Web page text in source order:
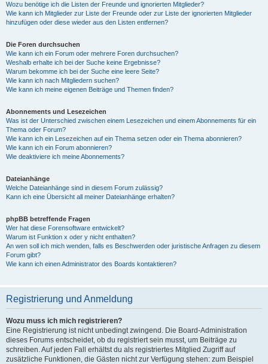
Wozu benötige ich die Listen der Freunde und ignorierten Mitglieder?
Wie kann ich Mitglieder zur Liste der Freunde oder zur Liste der ignorierten Mitglieder
hinzufügen oder diese wieder aus den Listen entfernen?
Die Foren durchsuchen
Wie kann ich ein Forum oder mehrere Foren durchsuchen?
Weshalb erhalte ich bei der Suche keine Ergebnisse?
Warum bekomme ich bei der Suche eine leere Seite?
Wie kann ich nach Mitgliedern suchen?
Wie kann ich meine eigenen Beiträge und Themen finden?
Abonnements und Lesezeichen
Was ist der Unterschied zwischen einem Lesezeichen und einem Abonnements für ein
Thema oder Forum?
Wie kann ich ein Lesezeichen auf ein Thema setzen oder ein Thema abonnieren?
Wie kann ich ein Forum abonnieren?
Wie deaktiviere ich meine Abonnements?
Dateianhänge
Welche Dateianhänge sind in diesem Forum zulässig?
Kann ich eine Übersicht all meiner Dateianhänge erhalten?
phpBB betreffende Fragen
Wer hat diese Forensoftware entwickelt?
Warum ist Funktion x oder y nicht enthalten?
An wen soll ich mich wenden, falls es Beschwerden oder juristische Anfragen zu diesem
Forum gibt?
Wie kann ich einen Administrator des Boards kontaktieren?
Registrierung und Anmeldung
Wozu muss ich mich registrieren?
Eine Registrierung ist nicht unbedingt zwingend. Die Board-Administration
dieses Forums entscheidet, ob du registriert sein musst, um Beiträge zu
schreiben. Auf jeden Fall erhältst du als registriertes Mitglied Zugriff auf
zusätzliche Funktionen, die Gästen nicht zur Verfügung stehen: zum Beispiel